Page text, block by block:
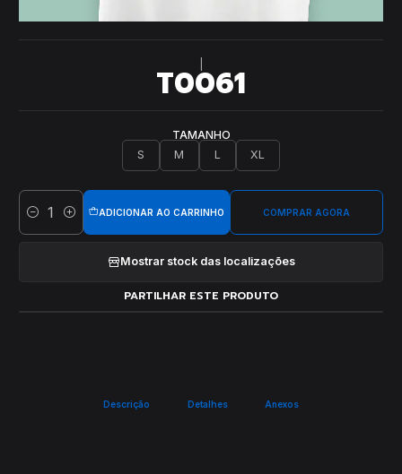
T0061
TAMANHO
S
M L XL
Quantidade
ADICIONAR AO CARRINHO COMPRAR AGORA
Mostrar stock das localizações
PARTILHAR ESTE PRODUTO
Descrição Detalhes Anexos